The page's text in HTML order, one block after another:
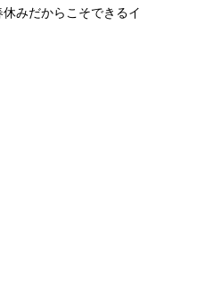
みだからこそできるイ